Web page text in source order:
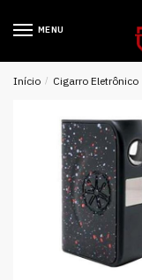
MENU
Início / Cigarro Eletrônico